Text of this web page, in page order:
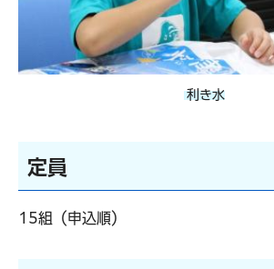
利き水
定員
15組（申込順）